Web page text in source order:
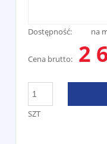
Dostępność: na
Cena brutto: 2
SZT